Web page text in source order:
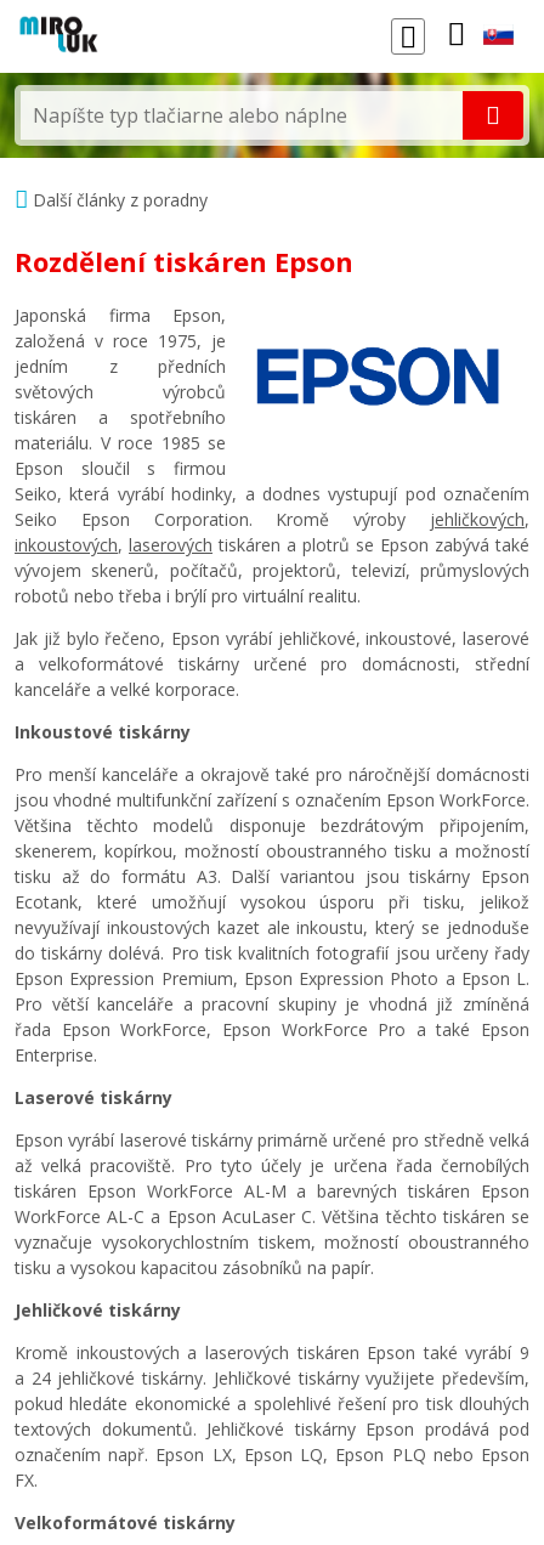
Další články z poradny
Rozdělení tiskáren Epson
Japonská firma Epson,
založená v roce 1975, je
jedním z předních
světových výrobců
tiskáren a spotřebního
materiálu. V roce 1985 se
Epson sloučil s firmou
Seiko, která vyrábí hodinky, a dodnes vystupují pod označením
Seiko Epson Corporation. Kromě výroby jehličkových,
inkoustových, laserových tiskáren a plotrů se Epson zabývá také
vývojem skenerů, počítačů, projektorů, televizí, průmyslových
robotů nebo třeba i brýlí pro virtuální realitu.
Jak již bylo řečeno, Epson vyrábí jehličkové, inkoustové, laserové
a velkoformátové tiskárny určené pro domácnosti, střední
kanceláře a velké korporace.
Inkoustové tiskárny
Pro menší kanceláře a okrajově také pro náročnější domácnosti
jsou vhodné multifunkční zařízení s označením Epson WorkForce.
Většina těchto modelů disponuje bezdrátovým připojením,
skenerem, kopírkou, možností oboustranného tisku a možností
tisku až do formátu A3. Další variantou jsou tiskárny Epson
Ecotank, které umožňují vysokou úsporu při tisku, jelikož
nevyužívají inkoustových kazet ale inkoustu, který se jednoduše
do tiskárny dolévá. Pro tisk kvalitních fotografií jsou určeny řady
Epson Expression Premium, Epson Expression Photo a Epson L.
Pro větší kanceláře a pracovní skupiny je vhodná již zmíněná
řada Epson WorkForce, Epson WorkForce Pro a také Epson
Enterprise.
Laserové tiskárny
Epson vyrábí laserové tiskárny primárně určené pro středně velká
až velká pracoviště. Pro tyto účely je určena řada černobílých
tiskáren Epson WorkForce AL-M a barevných tiskáren Epson
WorkForce AL-C a Epson AcuLaser C. Většina těchto tiskáren se
vyznačuje vysokorychlostním tiskem, možností oboustranného
tisku a vysokou kapacitou zásobníků na papír.
Jehličkové tiskárny
Kromě inkoustových a laserových tiskáren Epson také vyrábí 9
a 24 jehličkové tiskárny. Jehličkové tiskárny využijete především,
pokud hledáte ekonomické a spolehlivé řešení pro tisk dlouhých
textových dokumentů. Jehličkové tiskárny Epson prodává pod
označením např. Epson LX, Epson LQ, Epson PLQ nebo Epson
FX.
Velkoformátové tiskárny